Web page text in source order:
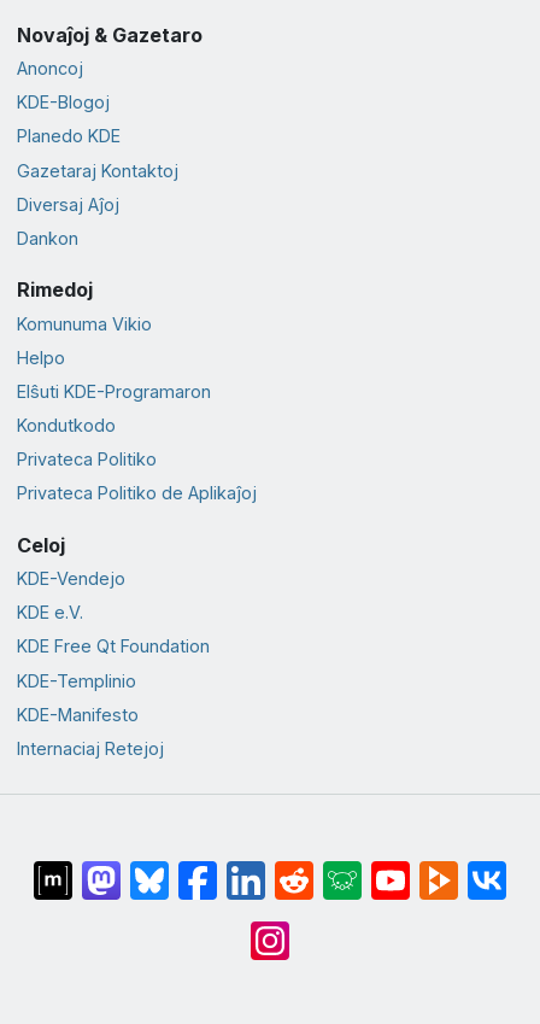
Novaĵoj & Gazetaro
Anoncoj
KDE-Blogoj
Planedo KDE
Gazetaraj Kontaktoj
Diversaj Aĵoj
Dankon
Rimedoj
Komunuma Vikio
Helpo
Elŝuti KDE-Programaron
Kondutkodo
Privateca Politiko
Privateca Politiko de Aplikaĵoj
Celoj
KDE-Vendejo
KDE e.V.
KDE Free Qt Foundation
KDE-Templinio
KDE-Manifesto
Internaciaj Retejoj